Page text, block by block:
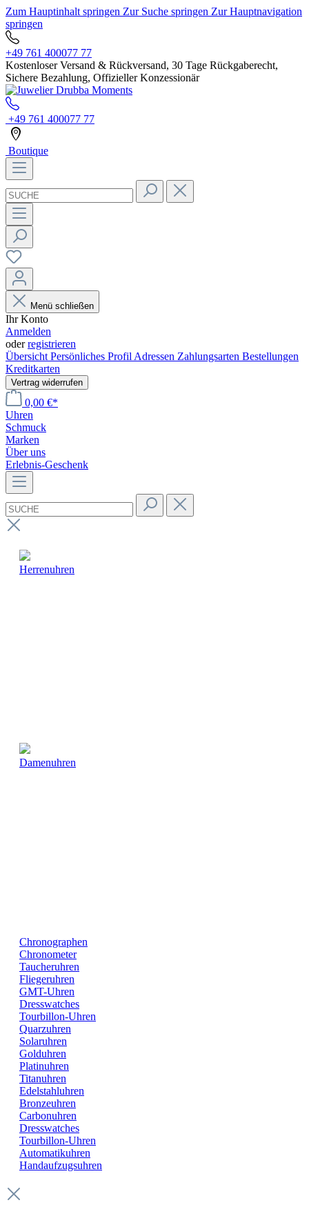
Zum Hauptinhalt springen Zur Suche springen Zur Hauptnavigation
springen
+49 761 400077 77
Kostenloser Versand & Rückversand, 30 Tage Rückgaberecht,
Sichere Bezahlung, Offizieller Konzessionär
+49 761 400077 77
Boutique
Menü schließen
Ihr Konto
Anmelden
oderregistrieren
Übersicht Persönliches Profil Adressen Zahlungsarten Bestellungen
Kreditkarten
Vertrag widerrufen
0,00 €*
Uhren
Schmuck
Marken
Über uns
Erlebnis-Geschenk
Herrenuhren
Damenuhren
Chronographen
Chronometer
Taucheruhren
Fliegeruhren
GMT-Uhren
Dresswatches
Tourbillon-Uhren
Quarzuhren
Solaruhren
Golduhren
Platinuhren
Titanuhren
Edelstahluhren
Bronzeuhren
Carbonuhren
Dresswatches
Tourbillon-Uhren
Automatikuhren
Handaufzugsuhren